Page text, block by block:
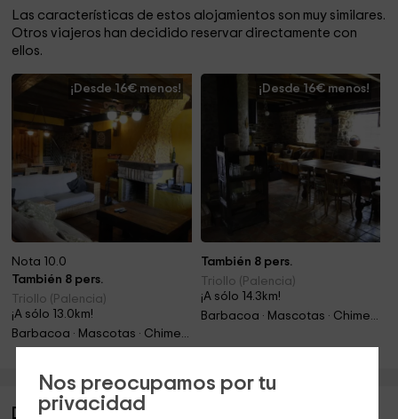
Nos preocupamos por tu
privacidad
Las características de estos alojamientos son muy similares.
Otros viajeros han decidido reservar directamente con
ellos.
¡Desde 16€ menos!
Nota 10.0
También 8 pers.
Triollo (Palencia)
¡A sólo 13.0km!
Barbacoa · Mascotas · Chimenea
¡Desde 16€ menos!
También 8 pers.
Triollo (Palencia)
¡A sólo 14.3km!
Barbacoa · Mascotas · Chimenea
Descripción de Casa Castillería